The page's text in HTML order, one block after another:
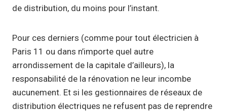
de distribution, du moins pour l’instant.
Pour ces derniers (comme pour tout électricien à
Paris 11 ou dans n’importe quel autre
arrondissement de la capitale d’ailleurs), la
responsabilité de la rénovation ne leur incombe
aucunement. Et si les gestionnaires de réseaux de
distribution électriques ne refusent pas de reprendre